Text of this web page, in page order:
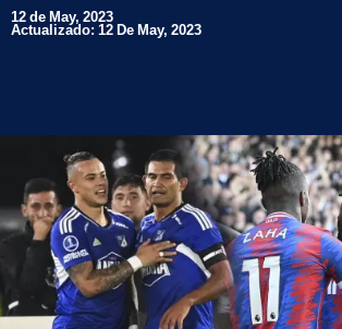
12 de May, 2023
Actualizado: 12 De May, 2023